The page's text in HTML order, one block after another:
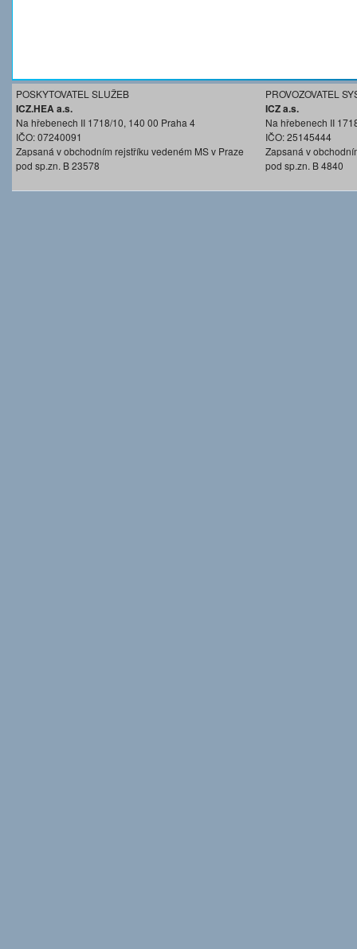
POSKYTOVATEL SLUŽEB
ICZ.HEA a.s.
Na hřebenech II 1718/10, 140 00 Praha 4
IČO: 07240091
Zapsaná v obchodním rejstříku vedeném MS v Praze
pod sp.zn. B 23578
PROVOZOVATEL
ICZ a.s.
Na hřebenech II
IČO: 25145444
Zapsaná v
pod sp.zn. B 4840